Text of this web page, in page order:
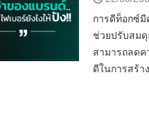
การดีท็อกซ์มี
ช่วยปรับสมดุ
สามารถลดค
ดีในการสร้